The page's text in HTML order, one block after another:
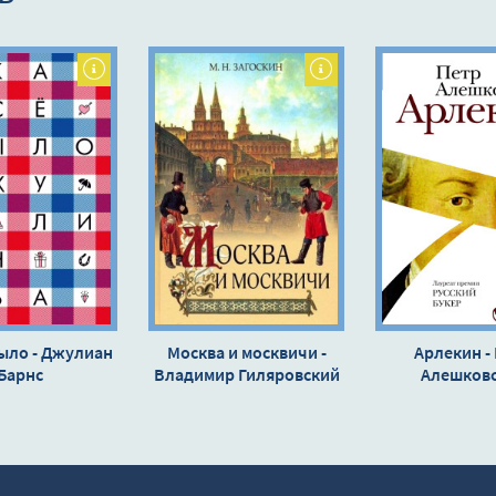
- Джулиан
Москва и москвичи -
Владимир Гиляровский
Арлекин -